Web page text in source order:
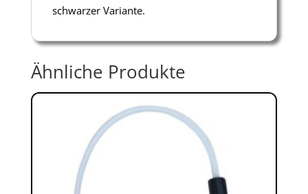
schwarzer Variante.
Ähnliche Produkte